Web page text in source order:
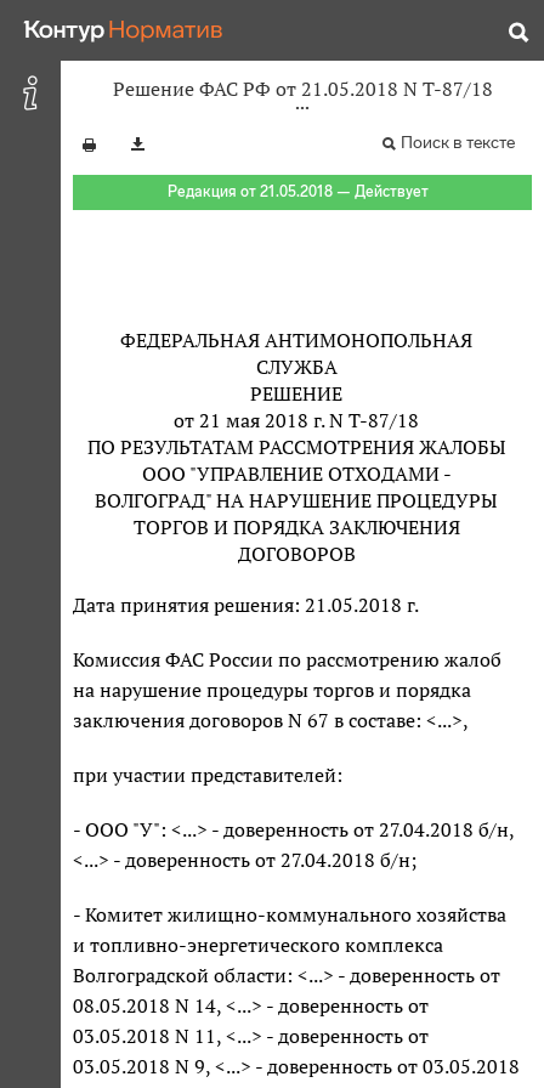
Решение ФАС РФ от 21.05.2018 N Т-87/18
Поиск в тексте
Редакция от 21.05.2018 — Действует
ФЕДЕРАЛЬНАЯ АНТИМОНОПОЛЬНАЯ
СЛУЖБА
РЕШЕНИЕ
от 21 мая 2018 г. N Т-87/18
ПО РЕЗУЛЬТАТАМ РАССМОТРЕНИЯ ЖАЛОБЫ
ООО "УПРАВЛЕНИЕ ОТХОДАМИ -
ВОЛГОГРАД" НА НАРУШЕНИЕ ПРОЦЕДУРЫ
ТОРГОВ И ПОРЯДКА ЗАКЛЮЧЕНИЯ
ДОГОВОРОВ
Дата принятия решения: 21.05.2018 г.
Комиссия ФАС России по рассмотрению жалоб
на нарушение процедуры торгов и порядка
заключения договоров N 67 в составе: <...>,
при участии представителей:
- ООО "У": <...> - доверенность от 27.04.2018 б/н,
<...> - доверенность от 27.04.2018 б/н;
- Комитет жилищно-коммунального хозяйства
и топливно-энергетического комплекса
Волгоградской области: <...> - доверенность от
08.05.2018 N 14, <...> - доверенность от
03.05.2018 N 11, <...> - доверенность от
03.05.2018 N 9, <...> - доверенность от 03.05.2018